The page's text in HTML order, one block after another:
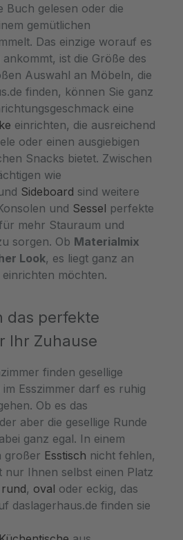
Buch gelesen oder die
gemütlichen
Das einzige worauf es
ist die Größe des
Auswahl an Möbeln, die
finden, können Sie ganz
eine
einrichten, die ausreichend
oder einen ausgiebigen
Snacks bietet. Zwischen
wie
Sideboard sind weitere
und Sessel perfekte
mehr Stauraum und
sorgen. Ob Materialmix
Look, es liegt ganz an
möchten.
das perfekte
Ihr Zuhause
finden gesellige
Esszimmer darf es ruhig
Ob es das
aber die gesellige Runde
ganz egal. In einem
großer Esstisch nicht fehlen,
nur Ihnen selbst einen Platz
rund, oval oder eckig, das
daslagerhaus.de finden sie